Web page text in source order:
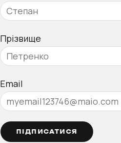
Прізвище
Email
ПІДПИСАТИСЯ